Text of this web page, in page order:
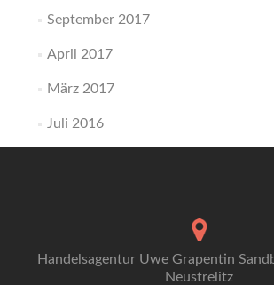
September 2017
April 2017
März 2017
Juli 2016
Handelsagentur Uwe Grapentin
Neustrelitz